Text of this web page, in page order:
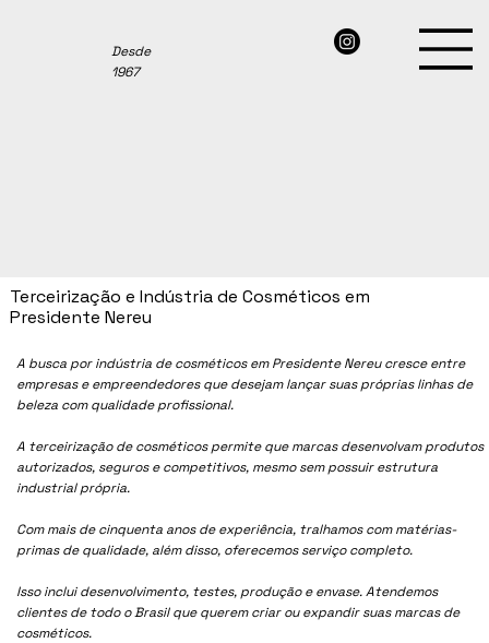
Desde
1967
A busca por indústria de cosméticos em Presidente Nereu cresce entre
empresas e empreendedores que desejam lançar suas próprias linhas de
beleza com qualidade profissional.
A terceirização de cosméticos permite que marcas desenvolvam produtos
autorizados, seguros e competitivos, mesmo sem possuir estrutura
industrial própria.
Com mais de cinquenta anos de experiência, tralhamos com matérias-
primas de qualidade, além disso, oferecemos serviço completo.
Isso inclui desenvolvimento, testes, produção e envase. Atendemos
clientes de todo o Brasil que querem criar ou expandir suas marcas de
cosméticos.
Terceirização e Indústria de Cosméticos em
Presidente Nereu